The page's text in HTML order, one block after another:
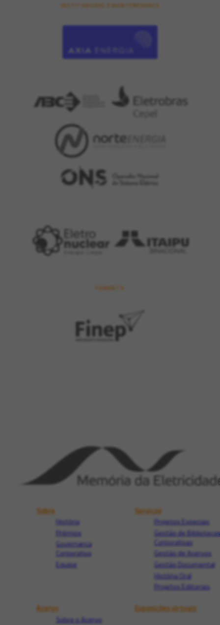
INSTITUIDORES E MANTENEDORES
FOMENTO
Sobre
História
Prêmios
Governança
Corporativa
Equipe
Serviços
Projetos Especiais
Gestão de Bibliotecas
Corporativas
Gestão de Acervos
Gestão Documental
História Oral
Projetos Editoriais
Acervo
Sobre o Acervo
Exposições virtuais